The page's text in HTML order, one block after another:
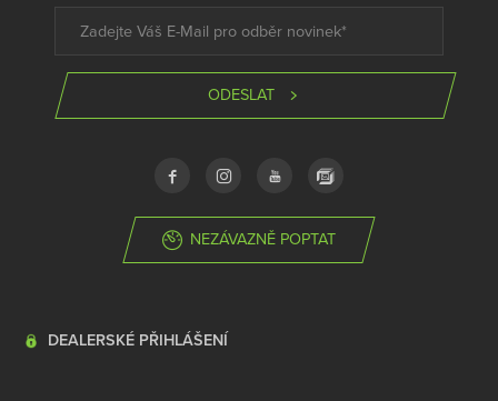
ODESLAT
NEZÁVAZNĚ POPTAT
DEALERSKÉ PŘIHLÁŠENÍ